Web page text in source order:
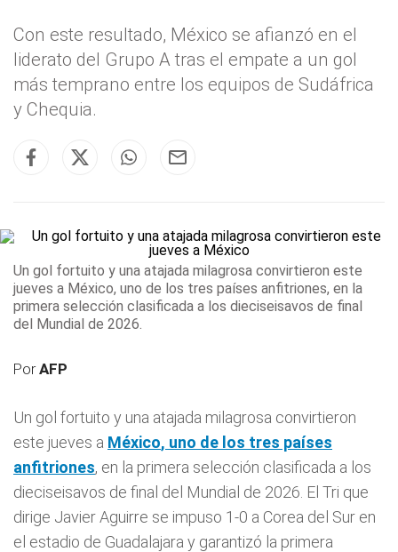
Con este resultado, México se afianzó en el
liderato del Grupo A tras el empate a un gol
más temprano entre los equipos de Sudáfrica
y Chequia.
Un gol fortuito y una atajada milagrosa convirtieron este
jueves a México, uno de los tres países anfitriones, en la
primera selección clasificada a los dieciseisavos de final
del Mundial de 2026.
PorAFP
Un gol fortuito y una atajada milagrosa convirtieron
este jueves a México, uno de los tres países
anfitriones, en la primera selección clasificada a los
dieciseisavos de final del Mundial de 2026. El Tri que
dirige Javier Aguirre se impuso 1-0 a Corea del Sur en
el estadio de Guadalajara y garantizó la primera